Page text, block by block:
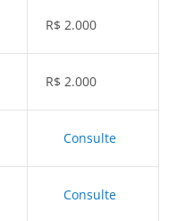
R$ 2.000
R$ 2.000
Consulte
Consulte